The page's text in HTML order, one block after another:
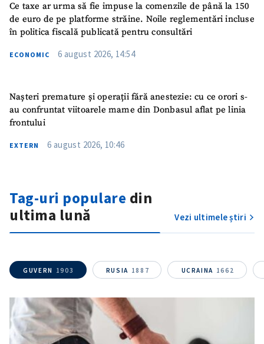
Ce taxe ar urma să fie impuse la comenzile de până la 150
de euro de pe platforme străine. Noile reglementări incluse
în politica fiscală publicată pentru consultări
ECONOMIC 6 august 2026, 14:54
Nașteri premature și operații fără anestezie: cu ce orori s-
au confruntat viitoarele mame din Donbasul aflat pe linia
frontului
EXTERN 6 august 2026, 10:46
Tag-uri populare din
ultima lună
Vezi ultimele știri
GUVERN 1903 RUSIA 1887 UCRAINA 1662
ȘTIREA MEA
Fotografie
+ Încarcă imagine
Link media+ Link media